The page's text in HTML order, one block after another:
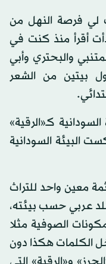
لي فرصة النهل من
أقرأ منذ كنت في
والبحتري وأبي
بيتين من الشعر
كـ«الرقية»
البيئة السودانية
معين واحد للتراث
عربي حسب بيئته،
الصوفية مثلا
الكلمات هكذا دون